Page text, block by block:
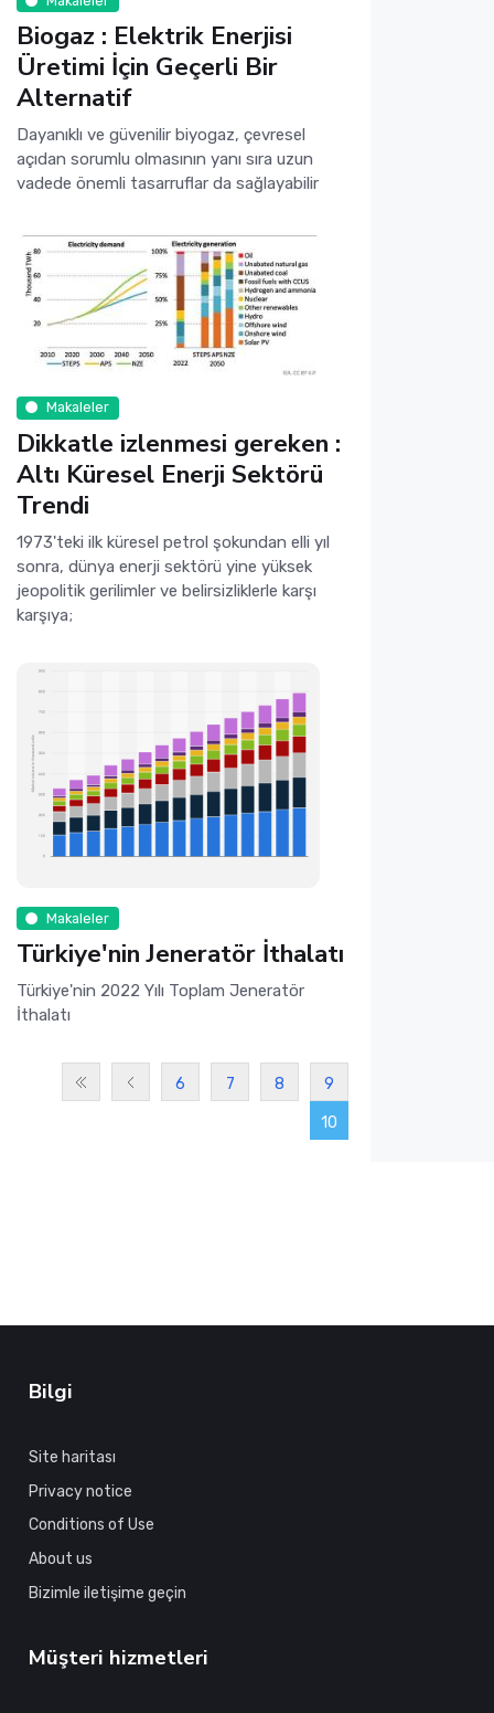
Biogaz : Elektrik Enerjisi
Üretimi İçin Geçerli Bir
Alternatif
Dayanıklı ve güvenilir biyogaz, çevresel
açıdan sorumlu olmasının yanı sıra uzun
vadede önemli tasarruflar da sağlayabilir
Makaleler
Dikkatle izlenmesi gereken :
Altı Küresel Enerji Sektörü
Trendi
1973'teki ilk küresel petrol şokundan elli yıl
sonra, dünya enerji sektörü yine yüksek
jeopolitik gerilimler ve belirsizliklerle karşı
karşıya;
Makaleler
Türkiye'nin Jeneratör İthalatı
Türkiye'nin 2022 Yılı Toplam Jeneratör
İthalatı
6 7 8 9
10
Bilgi
Site haritası
Privacy notice
Conditions of Use
About us
Bizimle iletişime geçin
Müşteri hizmetleri